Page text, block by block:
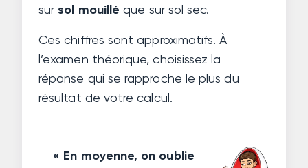
sur sol mouillé que sur sol sec.
Ces chiffres sont approximatifs. À
l’examen théorique, choisissez la
réponse qui se rapproche le plus du
résultat de votre calcul.
« En moyenne, on oublie